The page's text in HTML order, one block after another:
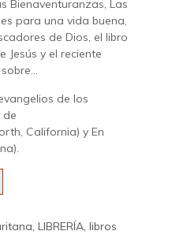
Bienaventuranzas, Las
para una vida buena,
de Dios, el libro
Jesús y el reciente
de los
de
California) y En
, LIBRERÍA, libros